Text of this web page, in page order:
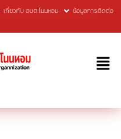
เกี่ยวกับ อบต.โนนหอม ข้อมูลการติดต่อ